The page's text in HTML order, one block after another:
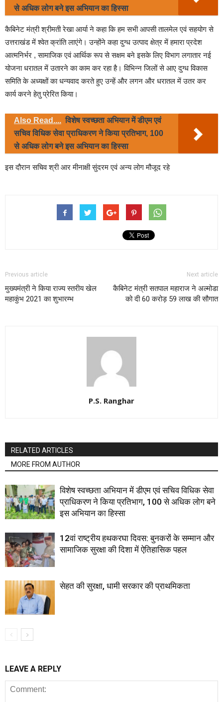
से अधिक लोग बने इस अभियान का हिस्सा
कैबिनेट मंत्री श्रीमती रेखा आर्या ने कहा कि हम सभी आपसी तालमेल एवं सहयोग से
उत्तराखंड में श्वेत क्रांति लाएंगे। उन्होंने कहा दुग्ध उत्पाद क्षेत्र में हमारा प्रदेश
आत्मनिर्भर , सामाजिक एवं आर्थिक रूप से सक्षम बने इसके लिए विभाग लगातार नई
योजना धरातल में उतारने का काम कर रहा है। विभिन्न जिलों से आए दुग्ध विकास
समिति के अध्यक्षों का धन्यवाद करते हुए उन्हें और लगन और धरातल में उतर कर
कार्य करने हेतु प्रेरित किया।
Also Read.... विशेष स्वच्छता अभियान में डीएम एवं
सचिव विधिक सेवा प्राधिकरण ने किया प्रतिभाग, 100
से अधिक लोग बने इस अभियान का हिस्सा
इस दौरान सचिव श्री आर मीनाक्षी सुंदरम एवं अन्य लोग मौजूद रहे
Previous article
मुख्यमंत्री ने किया राज्य स्तरीय खेल
महाकुंभ 2021 का शुभारम्भ
Next article
कैबिनेट मंत्री सतपाल महाराज ने अल्मोडा
को दी 60 करोड़ 59 लाख की सौगात
P.S. Ranghar
RELATED ARTICLES
MORE FROM AUTHOR
विशेष स्वच्छता अभियान में डीएम एवं सचिव विधिक सेवा
प्राधिकरण ने किया प्रतिभाग, 100 से अधिक लोग बने
इस अभियान का हिस्सा
12वां राष्ट्रीय हथकरघा दिवस: बुनकरों के सम्मान और
सामाजिक सुरक्षा की दिशा में ऐतिहासिक पहल
सेहत की सुरक्षा, धामी सरकार की प्राथमिकता
LEAVE A REPLY